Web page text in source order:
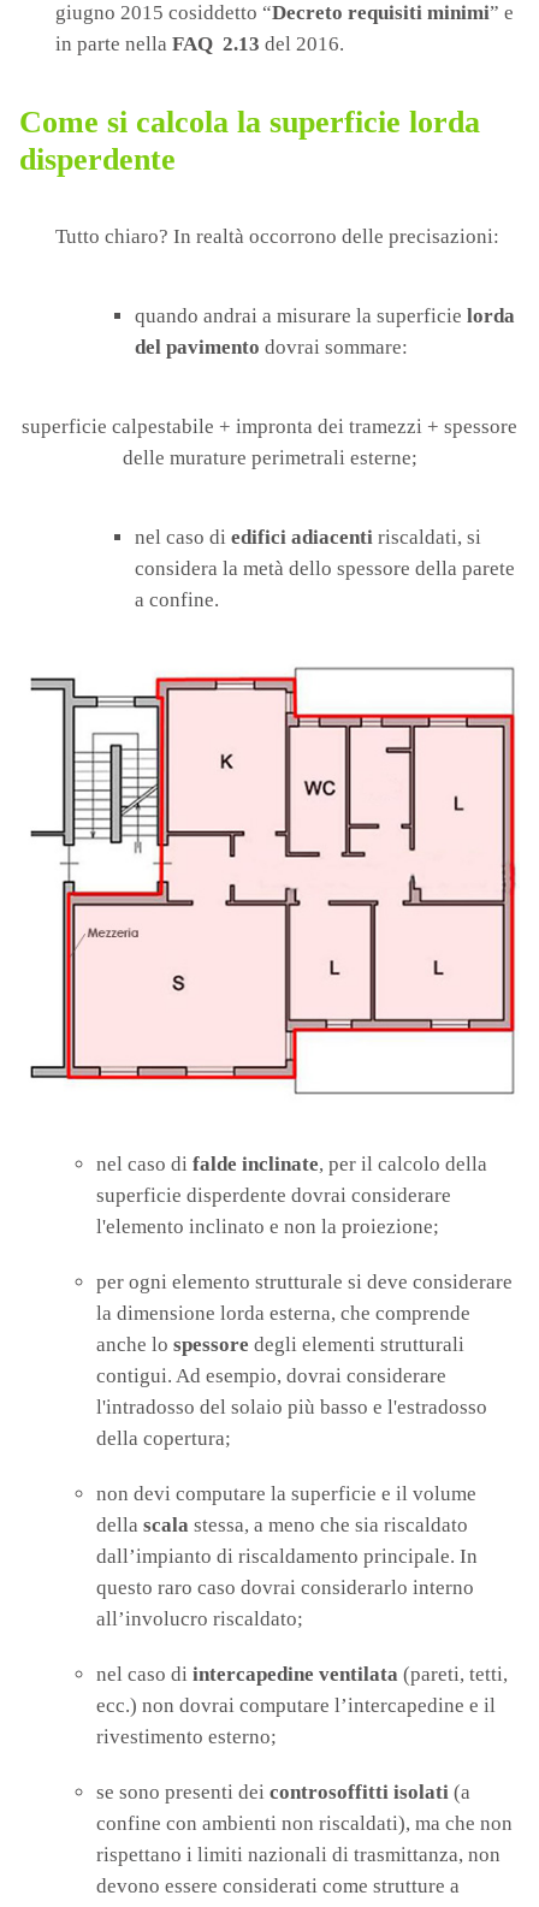
giugno 2015 cosiddetto “Decreto requisiti minimi” e
in parte nella FAQ 2.13 del 2016.
Come si calcola la superficie lorda
disperdente
Tutto chiaro? In realtà occorrono delle precisazioni:
quando andrai a misurare la superficie lorda
del pavimento dovrai sommare:
superficie calpestabile + impronta dei tramezzi + spessore
delle murature perimetrali esterne;
nel caso di edifici adiacenti riscaldati, si
considera la metà dello spessore della parete
a confine.
nel caso di falde inclinate, per il calcolo della
superficie disperdente dovrai considerare
l'elemento inclinato e non la proiezione;
per ogni elemento strutturale si deve considerare
la dimensione lorda esterna, che comprende
anche lo spessore degli elementi strutturali
contigui. Ad esempio, dovrai considerare
l'intradosso del solaio più basso e l'estradosso
della copertura;
non devi computare la superficie e il volume
della scala stessa, a meno che sia riscaldato
dall’impianto di riscaldamento principale. In
questo raro caso dovrai considerarlo interno
all’involucro riscaldato;
nel caso di intercapedine ventilata (pareti, tetti,
ecc.) non dovrai computare l’intercapedine e il
rivestimento esterno;
se sono presenti dei controsoffitti isolati (a
confine con ambienti non riscaldati), ma che non
rispettano i limiti nazionali di trasmittanza, non
devono essere considerati come strutture a